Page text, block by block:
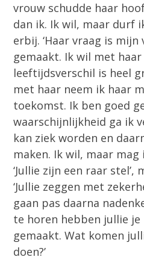
vrouw schudde haar
dan ik. Ik wil, maar durf
erbij. ‘Haar vraag is mijn
gemaakt. Ik wil met haar
leeftijdsverschil is heel
met haar neem ik haar
toekomst. Ik ben goed
waarschijnlijkheid ga ik
kan ziek worden en
maken. Ik wil, maar mag
‘Jullie zijn een raar stel’,
‘Jullie zeggen met
gaan pas daarna
te horen hebben jullie je
gemaakt. Wat komen
doen?’